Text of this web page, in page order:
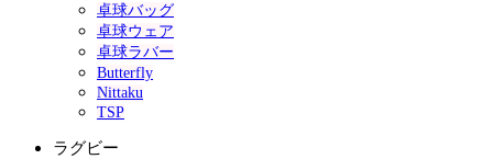
卓球バッグ
卓球ウェア
卓球ラバー
Butterfly
Nittaku
TSP
ラグビー